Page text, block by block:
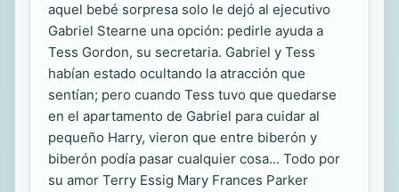
aquel bebé sorpresa solo le dejó al ejecutivo
Gabriel Stearne una opción: pedirle ayuda a
Tess Gordon, su secretaria. Gabriel y Tess
habían estado ocultando la atracción que
sentían; pero cuando Tess tuvo que quedarse
en el apartamento de Gabriel para cuidar al
pequeño Harry, vieron que entre biberón y
biberón podía pasar cualquier cosa... Todo por
su amor Terry Essig Mary Frances Parker